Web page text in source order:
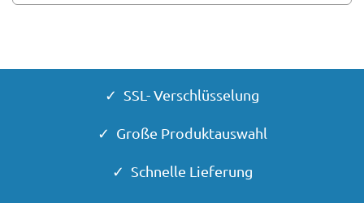
✓ SSL- Verschlüsselung
✓ Große Produktauswahl
✓ Schnelle Lieferung